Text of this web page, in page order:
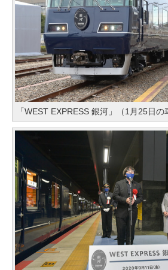
「WEST EXPRESS 銀河」（1月25日の